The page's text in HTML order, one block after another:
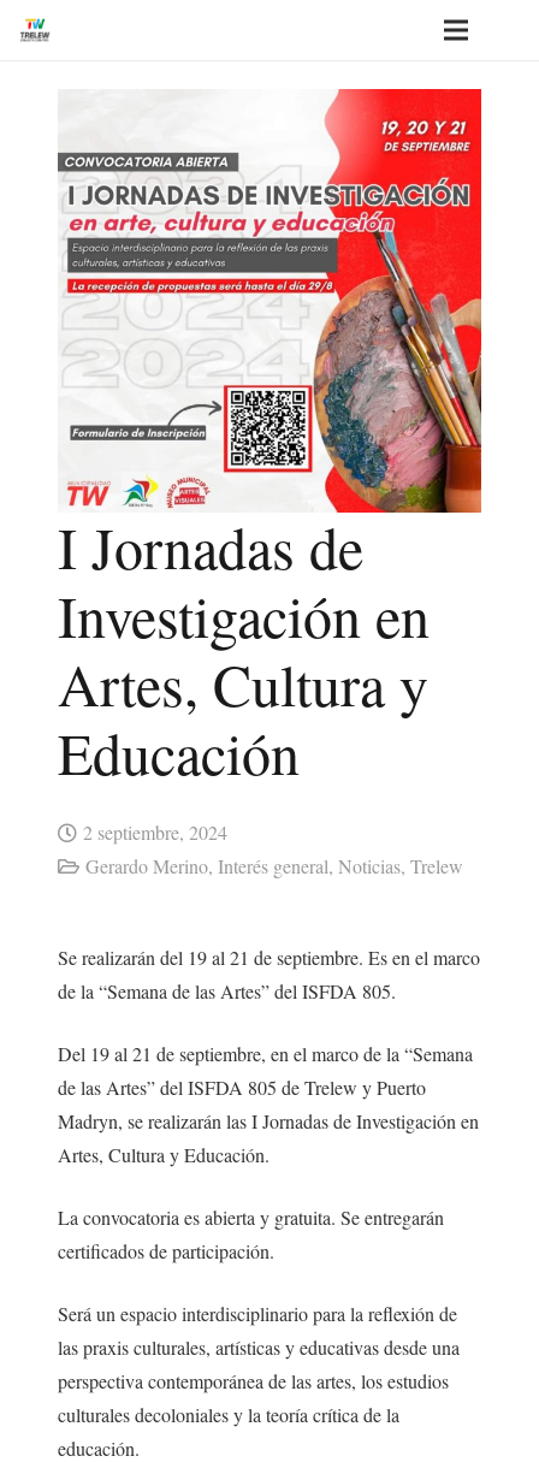
I Jornadas de
Investigación en
Artes, Cultura y
Educación
2 septiembre, 2024
Gerardo Merino, Interés general, Noticias, Trelew
Se realizarán del 19 al 21 de septiembre. Es en el marco
de la “Semana de las Artes” del ISFDA 805.
Del 19 al 21 de septiembre, en el marco de la “Semana
de las Artes” del ISFDA 805 de Trelew y Puerto
Madryn, se realizarán las I Jornadas de Investigación en
Artes, Cultura y Educación.
La convocatoria es abierta y gratuita. Se entregarán
certificados de participación.
Será un espacio interdisciplinario para la reflexión de
las praxis culturales, artísticas y educativas desde una
perspectiva contemporánea de las artes, los estudios
culturales decoloniales y la teoría crítica de la
educación.